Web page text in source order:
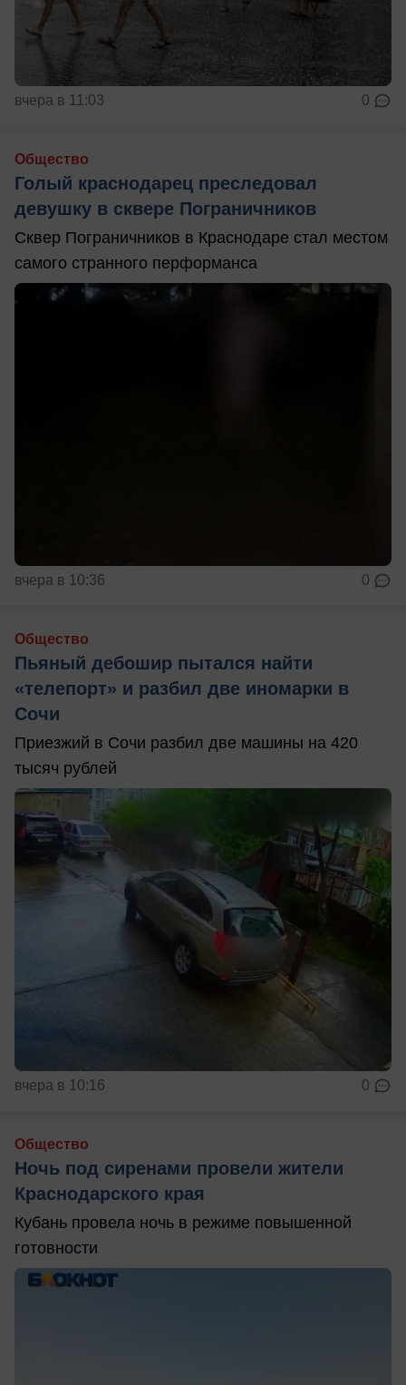
вчера в 11:03 0
Общество
Голый краснодарец преследовал
девушку в сквере Пограничников
Сквер Пограничников в Краснодаре стал местом
самого странного перформанса
вчера в 10:36 0
Общество
Пьяный дебошир пытался найти
«телепорт» и разбил две иномарки в
Сочи
Приезжий в Сочи разбил две машины на 420
тысяч рублей
вчера в 10:16 0
Общество
Ночь под сиренами провели жители
Краснодарского края
Кубань провела ночь в режиме повышенной
готовности